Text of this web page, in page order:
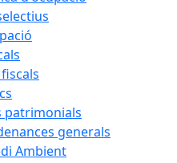
patrimonials
generals
Ambient